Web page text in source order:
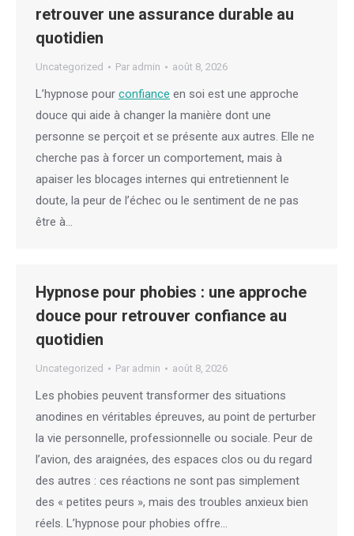
retrouver une assurance durable au
quotidien
Uncategorized Par admin août 8, 2026
L’hypnose pour confiance en soi est une approche
douce qui aide à changer la manière dont une
personne se perçoit et se présente aux autres. Elle ne
cherche pas à forcer un comportement, mais à
apaiser les blocages internes qui entretiennent le
doute, la peur de l’échec ou le sentiment de ne pas
être à…
Hypnose pour phobies : une approche
douce pour retrouver confiance au
quotidien
Uncategorized Par admin août 8, 2026
Les phobies peuvent transformer des situations
anodines en véritables épreuves, au point de perturber
la vie personnelle, professionnelle ou sociale. Peur de
l’avion, des araignées, des espaces clos ou du regard
des autres : ces réactions ne sont pas simplement
des « petites peurs », mais des troubles anxieux bien
réels. L’hypnose pour phobies offre…